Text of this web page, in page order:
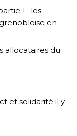
1 : les
en
allocataires du
et solidarité il y